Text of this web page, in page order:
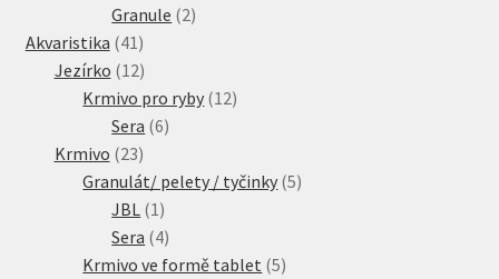
Granule 22
Akvaristika 4141
produktů
Jezírko 1212
produktů
Krmivo pro ryby 1212
Sera 66
Krmivo 2323
produktů
Granulát/ pelety / tyčinky 55
JBL 11
produkt
Sera 44
produkty
Krmivo ve formě tablet 55